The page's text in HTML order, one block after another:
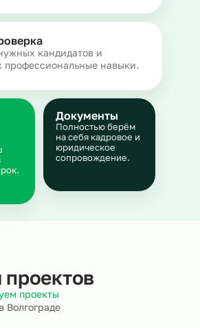
кандидатов и
профессиональные навыки.
Документы
Полностью берём
на себя кадровое и
юридическое
сопровождение.
проектов
проекты
Волгограде